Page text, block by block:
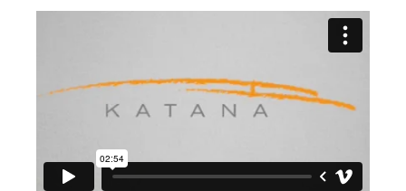
DISTRUZIONE CARTA IN LOCO